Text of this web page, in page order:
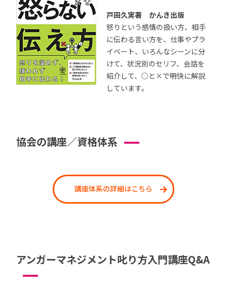
戸田久実著 かんき出版
怒りという感情の扱い方、相手
に伝わる言い方を、仕事やプラ
イベート、いろんなシーンに分
けて、状況別のセリフ、会話を
紹介して、○と×で明快に解説
しています。
協会の講座／資格体系
講座体系の詳細はこちら
アンガーマネジメント叱り方入門講座Q&A